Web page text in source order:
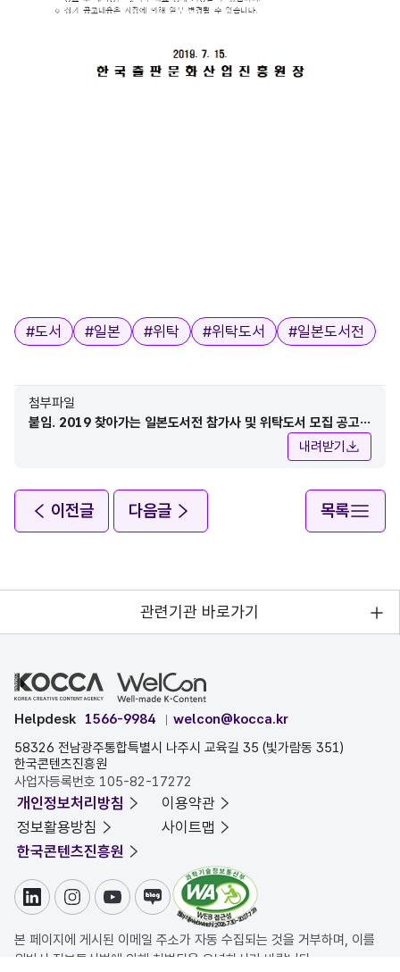
태그
#도서 #일본 #위탁 #위탁도서 #일본도서전
첨부파일
붙임. 2019 찾아가는 일본도서전 참가사 및 위탁도서 모집 공고.h
내려받기
이전글 다음글 목록
관련기관 바로가기
Helpdesk 1566-9984
welcon@kocca.kr
58326 전남광주통합특별시 나주시 교육길 35 (빛가람동 351)
한국콘텐츠진흥원
사업자등록번호 105-82-17272
개인정보처리방침
이용약관
정보활용방침
사이트맵
한국콘텐츠진흥원
링크드인인스타그램
유튜브블로그
본 페이지에 게시된 이메일 주소가 자동 수집되는 것을 거부하며, 이를
위반시 정보통신법에 의해 처벌됨을 유념하시기 바랍니다.